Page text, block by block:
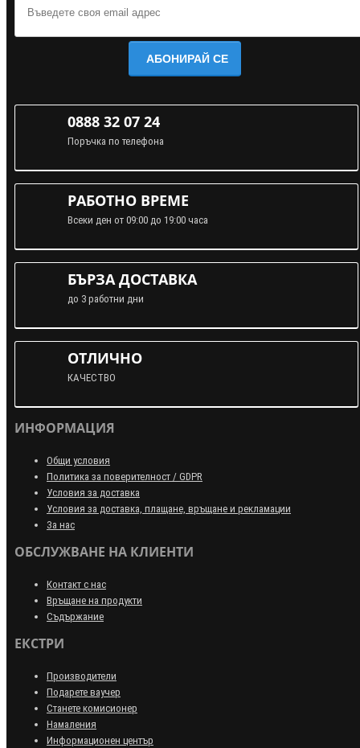
АБОНИРАЙ СЕ
0888 32 07 24
Поръчка по телефона
РАБОТНО ВРЕМЕ
Всеки ден от 09:00 до 19:00 часа
БЪРЗА ДОСТАВКА
до 3 работни дни
ОТЛИЧНО
КАЧЕСТВО
ИНФОРМАЦИЯ
Общи условия
Политика за поверителност / GDPR
Условия за доставка
Условия за доставка, плащане, връщане и рекламации
За нас
ОБСЛУЖВАНЕ НА КЛИЕНТИ
Контакт с нас
Връщане на продукти
Съдържание
ЕКСТРИ
Производители
Подарете ваучер
Станете комисионер
Намаления
Информационен център